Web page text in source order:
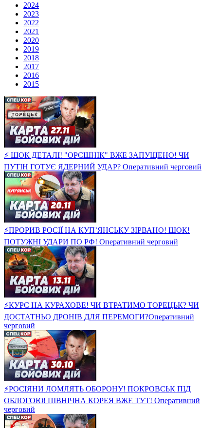
2024
2023
2022
2021
2020
2019
2018
2017
2016
2015
⚡ ШОК ДЕТАЛІ! "ОРЄШНІК" ВЖЕ ЗАПУЩЕНО! ЧИ
ПУТІН ГОТУЄ ЯДЕРНИЙ УДАР? Оперативний черговий
⚡ПРОРИВ РОСІЇ НА КУП’ЯНСЬКУ ЗІРВАНО! ШОК!
ПОТУЖНІ УДАРИ ПО РФ! Оперативний черговий
⚡️КУРС НА КУРАХОВЕ! ЧИ ВТРАТИМО ТОРЕЦЬК? ЧИ
ДОСТАТНЬО ДРОНІВ ДЛЯ ПЕРЕМОГИ?Оперативний
черговий
⚡️РОСІЯНИ ЛОМЛЯТЬ ОБОРОНУ! ПОКРОВСЬК ПІД
ОБЛОГОЮ! ПІВНІЧНА КОРЕЯ ВЖЕ ТУТ! Оперативний
черговий